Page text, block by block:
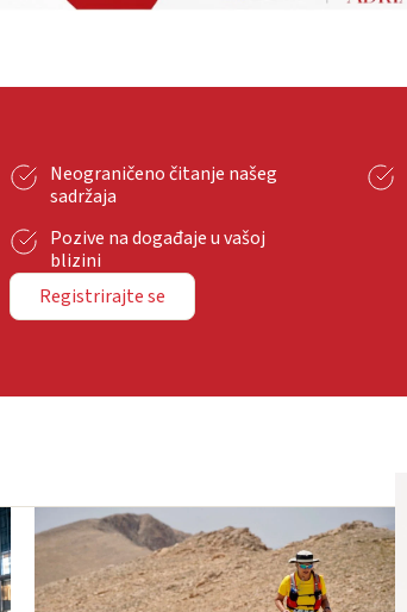
Neograničeno čitanje našeg
sadržaja
Pozive na događaje u vašoj
blizini
Registrirajte se